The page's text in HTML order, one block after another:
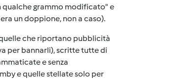
qualche grammo modificato" e
un doppione, non a caso).
che riportano pubblicità
per bannarli), scritte tutte di
e senza
e quelle stellate solo per